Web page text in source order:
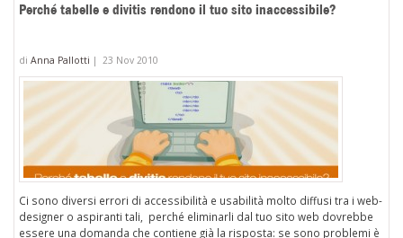
Perché tabelle e divitis rendono il tuo sito inaccessibile?
di Anna Pallotti | 23 Nov 2010
Ci sono diversi errori di accessibilità e usabilità molto diffusi tra i web-
designer o aspiranti tali, perché eliminarli dal tuo sito web dovrebbe
essere una domanda che contiene già la risposta: se sono problemi è